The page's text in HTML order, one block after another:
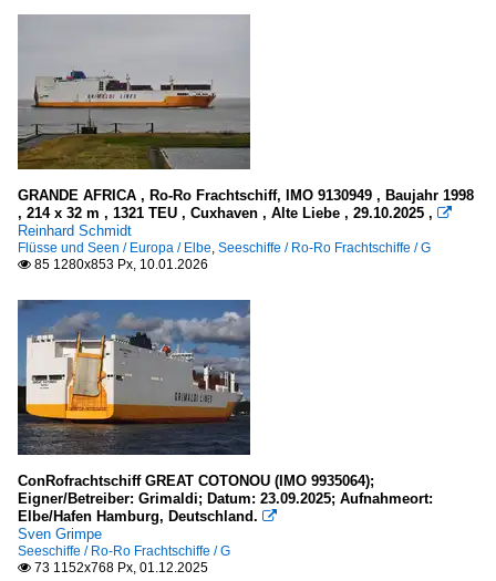
GRANDE AFRICA , Ro-Ro Frachtschiff, IMO 9130949 , Baujahr 1998
, 214 x 32 m , 1321 TEU , Cuxhaven , Alte Liebe , 29.10.2025 , 
Reinhard Schmidt
Flüsse und Seen / Europa / Elbe, Seeschiffe / Ro-Ro Frachtschiffe / G
 85 1280x853 Px, 10.01.2026
ConRofrachtschiff GREAT COTONOU (IMO 9935064);
Eigner/Betreiber: Grimaldi; Datum: 23.09.2025; Aufnahmeort:
Elbe/Hafen Hamburg, Deutschland. 
Sven Grimpe
Seeschiffe / Ro-Ro Frachtschiffe / G
 73 1152x768 Px, 01.12.2025